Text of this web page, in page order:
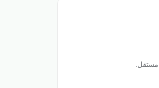
مستقل.